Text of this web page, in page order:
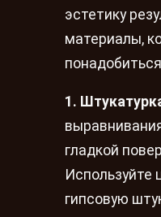
эстетику
материалы,
1.
гладкой
Используйте
гипсовую